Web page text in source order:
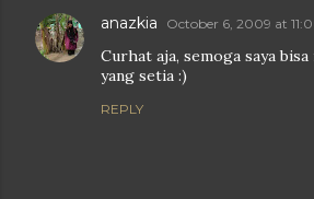
anazkia October 6, 2009 at
Curhat aja, semoga saya
yang setia :)
REPLY